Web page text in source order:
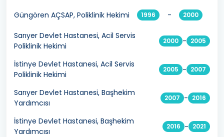
Güngören AÇSAP, Poliklinik Hekimi 1996 - 2000
Sarıyer Devlet Hastanesi, Acil Servis
Poliklinik Hekimi
2000 - 2005
İstinye Devlet Hastanesi, Acil Servis
Poliklinik Hekimi
2005 - 2007
Sarıyer Devlet Hastanesi, Başhekim
Yardımcısı
2007 - 2016
İstinye Devlet Hastanesi, Başhekim
Yardımcısı
2016 - 2021